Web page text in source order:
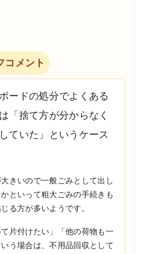
コメント
ードの処分でよくある
「捨て方が分からなく
ていた」というケース
きいので一般ごみとして出し
といって粗大ごみの手続きも
る方が多いようです。
て片付けたい」「他の荷物も一
う場合は、不用品回収として